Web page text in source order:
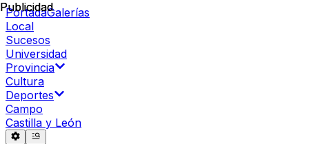
PortadaGalerías
Local
Sucesos
Universidad
Provincia
Cultura
Deportes
Campo
Castilla y León
Publicidad
Publicidad